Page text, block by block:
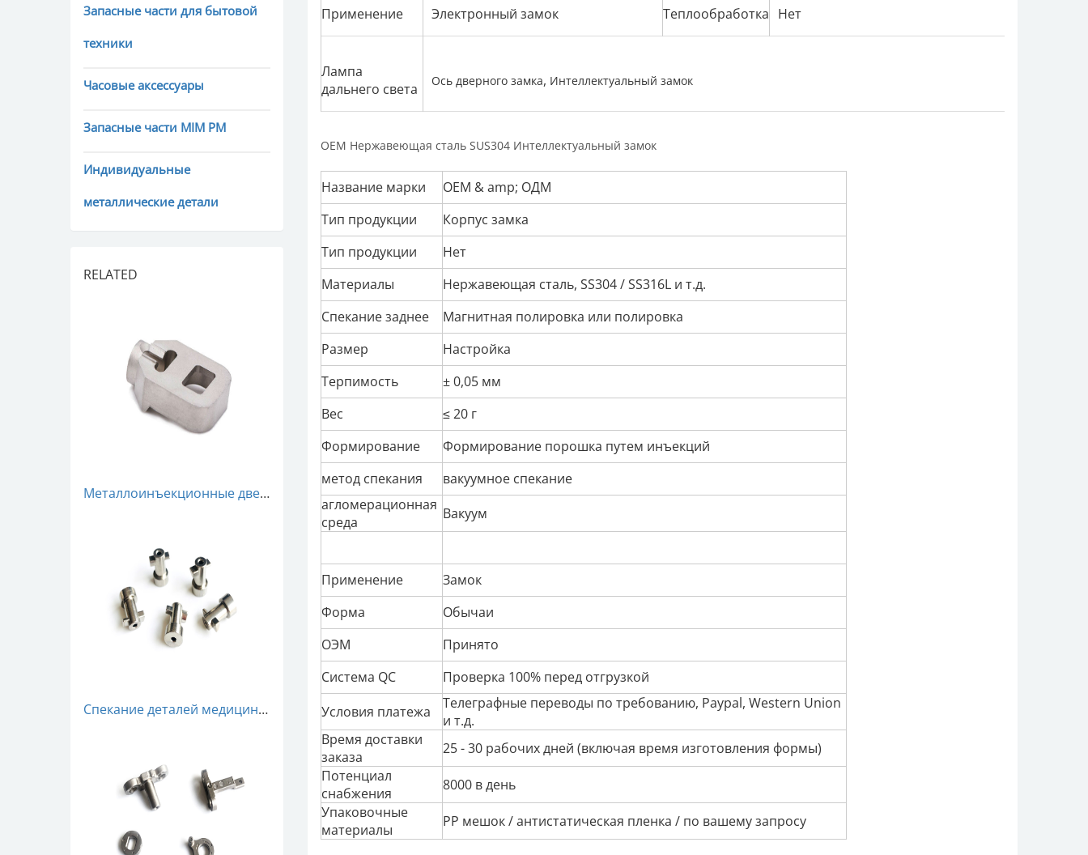
Запасные части для бытовой
техники
Часовые аксессуары
Запасные части MIM PM
Индивидуальные
металлические детали
RELATED
Металлоинъекционные дверные детали MIM порошковая металлургия
Спекание деталей медицинского пресса MIM
Применение Электронный замок Теплообработка Нет
Лампа
дальнего света
Ось дверного замка, Интеллектуальный замок
OEM Нержавеющая сталь SUS304 Интеллектуальный замок
Название марки
OEM & amp; ОДМ
Тип продукции
Корпус замка
Тип продукции
Нет
Материалы
Нержавеющая сталь, SS304 / SS316L и т.д.
Спекание заднее
Магнитная полировка или полировка
Размер
Настройка
Терпимость
± 0,05 мм
Вес
≤ 20 г
Формирование
Формирование порошка путем инъекций
метод спекания
вакуумное спекание
агломерационная
среда
Вакуум
Применение
Замок
Форма
Обычаи
ОЭМ
Принято
Система QC
Проверка 100% перед отгрузкой
Условия платежа
Телеграфные переводы по требованию, Paypal, Western Union
и т.д.
Время доставки
заказа
25 - 30 рабочих дней (включая время изготовления формы)
Потенциал
снабжения
8000 в день
Упаковочные
материалы
PP мешок / антистатическая пленка / по вашему запросу